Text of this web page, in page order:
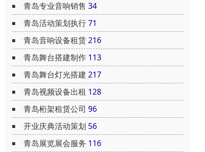
青岛专业音响销售 34
青岛活动策划执行71
青岛音响设备租赁216
青岛舞台搭建制作 113
青岛舞台灯光搭建 217
青岛视频设备出租 128
青岛桁架租赁公司 96
开业庆典活动策划 56
青岛展览展会服务 116